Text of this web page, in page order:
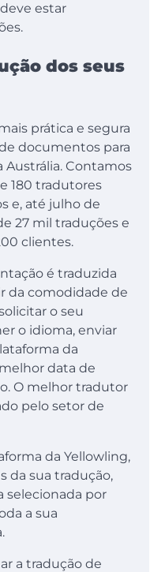
estar
dos seus
prática e segura
documentos para
Contamos
180 tradutores
e, até julho de
27 mil traduções e
clientes.
é traduzida
da comodidade de
o seu
o idioma, enviar
da
data de
O melhor tradutor
pelo setor de
da Yellowling,
da sua tradução,
selecionada por
a sua
a tradução de